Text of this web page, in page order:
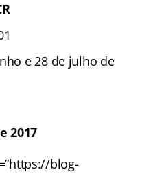
e 28 de julho de
2017
blog-